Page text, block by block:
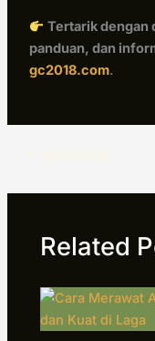
Tertarik dengan
panduan, dan
gc2018.com.
Related